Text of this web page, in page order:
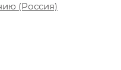
(Россия)